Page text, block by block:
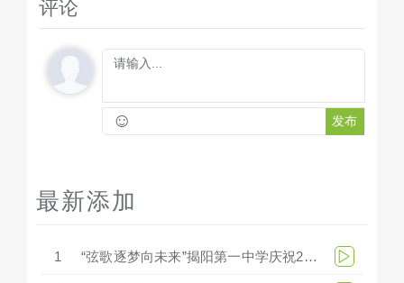
评论
☺ 发布
最新添加
1 “弦歌逐梦向未来”揭阳第一中学庆祝279周年华诞文艺汇演